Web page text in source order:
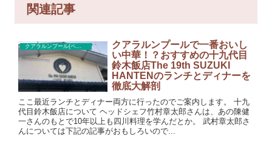
関連記事
クアラルンプール(ペタリンジャヤ)レストラン
クアラルンプールで一番おいし
い中華！？おすすめの十九代目
鈴木飯店The 19th SUZUKI
HANTENのランチとディナーを
徹底大解剖
ここ最近ランチとディナー両方に行ったのでご案内します。 十九
代目鈴木飯店について ヘッドシェフ竹村章太郎さんは、あの陳健
一さんのもとで10年以上も四川料理を学んだとか。 武村章太郎さ
んについては下記の記事がおもしろいので...